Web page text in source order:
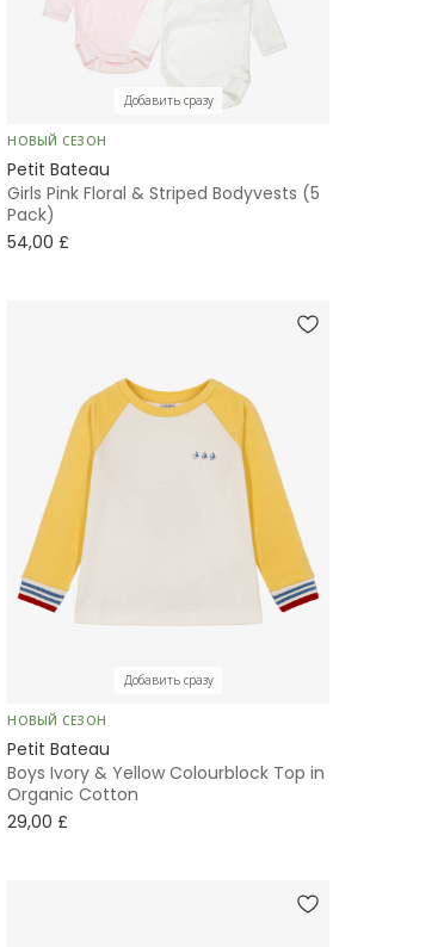
Добавить сразу
НОВЫЙ СЕЗОН
Petit Bateau
Girls Pink Floral & Striped Bodyvests (5
Pack)
54,00 £
Добавить сразу
НОВЫЙ СЕЗОН
Petit Bateau
Boys Ivory & Yellow Colourblock Top in
Organic Cotton
29,00 £